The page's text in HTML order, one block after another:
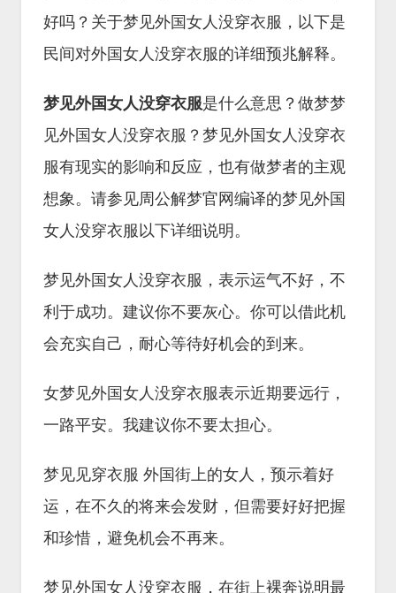
好吗？关于梦见外国女人没穿衣服，以下是
民间对外国女人没穿衣服的详细预兆解释。
梦见外国女人没穿衣服是什么意思？做梦梦
见外国女人没穿衣服？梦见外国女人没穿衣
服有现实的影响和反应，也有做梦者的主观
想象。请参见周公解梦官网编译的梦见外国
女人没穿衣服以下详细说明。
梦见外国女人没穿衣服，表示运气不好，不
利于成功。建议你不要灰心。你可以借此机
会充实自己，耐心等待好机会的到来。
女梦见外国女人没穿衣服表示近期要远行，
一路平安。我建议你不要太担心。
梦见见穿衣服 外国街上的女人，预示着好
运，在不久的将来会发财，但需要好好把握
和珍惜，避免机会不再来。
梦见外国女人没穿衣服，在街上裸奔说明最